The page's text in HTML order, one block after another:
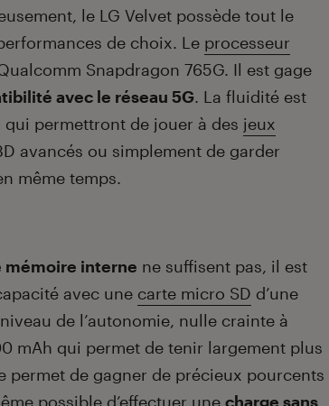
le LG Velvet possède tout le
de choix. Le processeur
Snapdragon 765G. Il est gage
avec le réseau 5G. La fluidité est
qui permettront de jouer à des jeux
avancés ou simplement de garder
même temps.
mémoire interne ne suffisent pas, il est
avec une carte micro SD d’une
de l’autonomie, nulle crainte à
mAh qui permet de tenir largement plus
permet de gagner de précieux pourcents
possible d’effectuer une charge sans